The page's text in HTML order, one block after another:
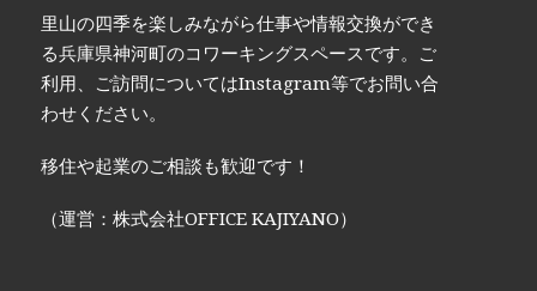
里山の四季を楽しみながら仕事や情報交換ができ
る兵庫県神河町のコワーキングスペースです。ご
利用、ご訪問についてはInstagram等でお問い合
わせください。
移住や起業のご相談も歓迎です！
（運営：株式会社OFFICE KAJIYANO）